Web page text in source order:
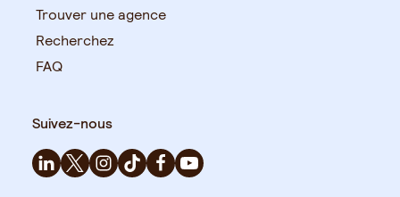
Trouver une agence
Recherchez
FAQ
Suivez-nous